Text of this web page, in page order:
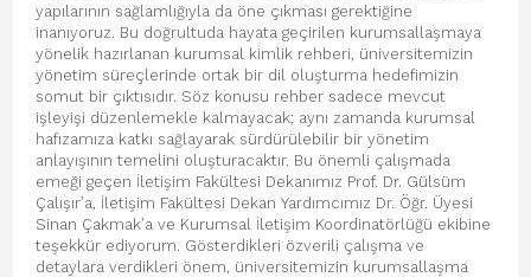
yapılarının sağlamlığıyla da öne çıkması gerektiğine
inanıyoruz. Bu doğrultuda hayata geçirilen kurumsallaşmaya
yönelik hazırlanan kurumsal kimlik rehberi, üniversitemizin
yönetim süreçlerinde ortak bir dil oluşturma hedefimizin
somut bir çıktısıdır. Söz konusu rehber sadece mevcut
işleyişi düzenlemekle kalmayacak; aynı zamanda kurumsal
hafızamıza katkı sağlayarak sürdürülebilir bir yönetim
anlayışının temelini oluşturacaktır. Bu önemli çalışmada
emeği geçen İletişim Fakültesi Dekanımız Prof. Dr. Gülsüm
Çalışır’a, İletişim Fakültesi Dekan Yardımcımız Dr. Öğr. Üyesi
Sinan Çakmak’a ve Kurumsal İletişim Koordinatörlüğü ekibine
teşekkür ediyorum. Gösterdikleri özverili çalışma ve
detaylara verdikleri önem, üniversitemizin kurumsallaşma